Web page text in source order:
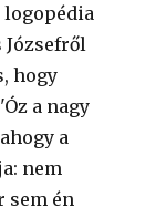
hogy
a nagy
a
nem
sem én